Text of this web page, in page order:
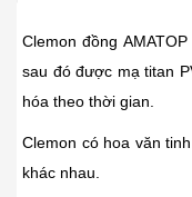
Clemon đồng
sau đó được mạ titan
hóa theo thời gian.
Clemon có hoa văn
khác nhau.